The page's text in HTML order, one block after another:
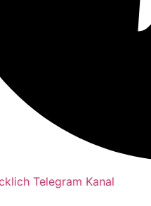
Tele­gram Kanal